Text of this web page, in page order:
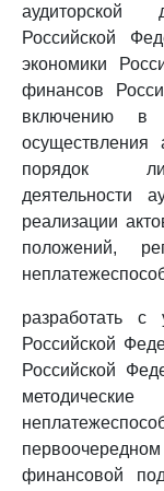
аудиторской
Российской
экономики
финансов
включению в
осуществления
порядок
деятельности
реализации
положений,
разработать с
Российской
Российской
финансовой